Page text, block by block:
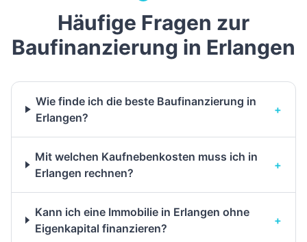
Häufige Fragen zur
Baufinanzierung in Erlangen
Wie finde ich die beste Baufinanzierung in
Erlangen?
+
Mit welchen Kaufnebenkosten muss ich in
Erlangen rechnen?
+
Kann ich eine Immobilie in Erlangen ohne
Eigenkapital finanzieren?
+